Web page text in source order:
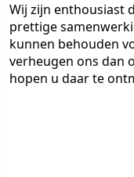
Wij zijn enthousiast
prettige
kunnen behouden
verheugen ons dan
hopen u daar te